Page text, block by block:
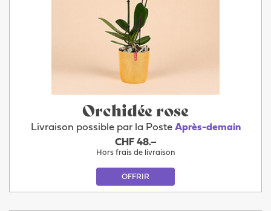
Orchidée rose
Livraison possible par la Poste Après-demain
CHF 48.–
Hors frais de livraison
OFFRIR